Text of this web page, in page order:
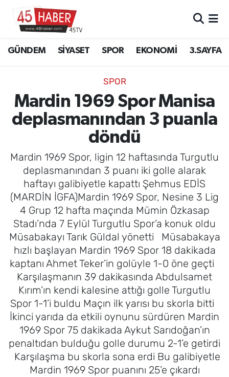
GÜNDEM SİYASET SPOR EKONOMİ 3.SAYFA
SPOR
Mardin 1969 Spor Manisa
deplasmanından 3 puanla
döndü
Mardin 1969 Spor, ligin 12 haftasında Turgutlu
deplasmanından 3 puanı iki golle alarak
haftayı galibiyetle kapattı Şehmus EDİS
(MARDİN İGFA)Mardin 1969 Spor, Nesine 3 Lig
4 Grup 12 hafta maçında Mümin Özkasap
Stadı’nda 7 Eylül Turgutlu Spor’a konuk oldu
Müsabakayı Tarık Güldal yönetti Müsabakaya
hızlı başlayan Mardin 1969 Spor 18 dakikada
kaptanı Ahmet Teker’in golüyle 1-0 öne geçti
Karşılaşmanın 39 dakikasında Abdulsamet
Kırım’ın kendi kalesine attığı golle Turgutlu
Spor 1-1’i buldu Maçın ilk yarısı bu skorla bitti
İkinci yarıda da etkili oynunu sürdüren Mardin
1969 Spor 75 dakikada Aykut Sarıdoğan’ın
penaltıdan bulduğu golle durumu 2-1’e getirdi
Karşılaşma bu skorla sona erdi Bu galibiyetle
Mardin 1969 Spor puanını 25’e çıkardı
SİYASET
EKONOMİ
EĞİTİM
SAĞLIK
YAŞAM
MAGAZİN
Manisa Hava Durumu
Manisa Namaz Vakitleri
Manisa Trafik Yoğunluk Haritası
Süper Lig Puan Durumu ve Fikstür
Tüm Manşetler
Son Dakika Haberleri
Haber Arşivi